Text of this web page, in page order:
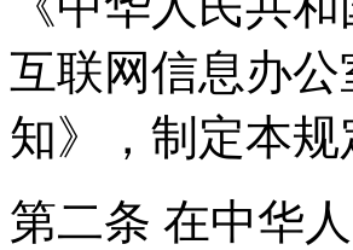
互联网信息办
知》，制定本规
第二条 在中华